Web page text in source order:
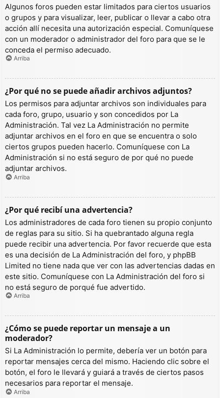
Algunos foros pueden estar limitados para ciertos usuarios
o grupos y para visualizar, leer, publicar o llevar a cabo otra
acción allí necesita una autorización especial. Comuníquese
con un moderador o administrador del foro para que se le
conceda el permiso adecuado.
Arriba
¿Por qué no se puede añadir archivos adjuntos?
Los permisos para adjuntar archivos son individuales para
cada foro, grupo, usuario y son concedidos por La
Administración. Tal vez La Administración no permite
adjuntar archivos en el foro en que se encuentra o solo
ciertos grupos pueden hacerlo. Comuníquese con La
Administración si no está seguro de por qué no puede
adjuntar archivos.
Arriba
¿Por qué recibí una advertencia?
Los administradores de cada foro tienen su propio conjunto
de reglas para su sitio. Si ha quebrantado alguna regla
puede recibir una advertencia. Por favor recuerde que esta
es una decisión de La Administración del foro, y phpBB
Limited no tiene nada que ver con las advertencias dadas en
este sitio. Comuníquese con La Administración del foro si
no está seguro de porqué fue advertido.
Arriba
¿Cómo se puede reportar un mensaje a un
moderador?
Si La Administración lo permite, debería ver un botón para
reportar mensajes cerca del mismo. Haciendo clic sobre el
botón, el foro le llevará y guiará a través de ciertos pasos
necesarios para reportar el mensaje.
Arriba